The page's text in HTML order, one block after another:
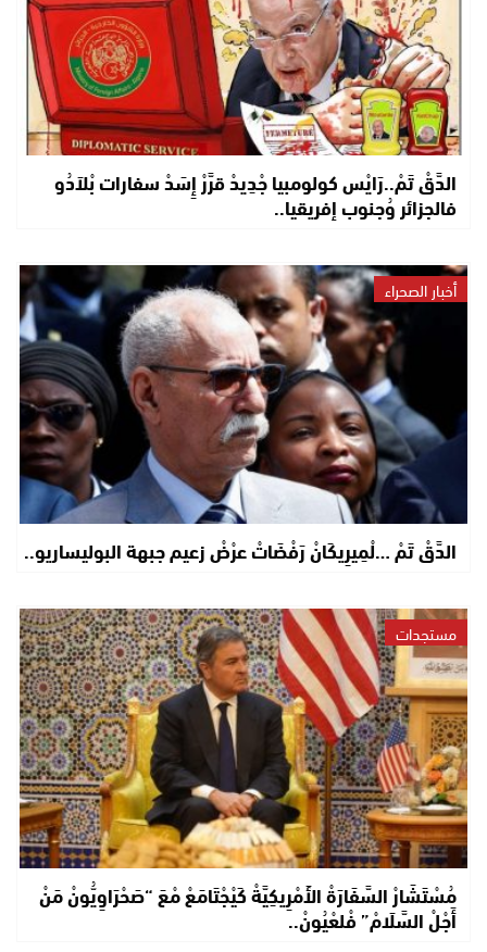
الدَّقْ تَمْ..رَايْس كولومبيا جْدِيدْ قرَّرْ إِسَدْ سفارات بْلاَدُو
فالجزائر وُجنوب إفريقيا..
أخبار الصحراء
الدَّقْ تَمْ …لْمِيرِيكَانْ رَفْضَاتْ عرْضْ زعيم جبهة البوليساريو..
مستجدات
مُسْتَشَارْ السَّفَارَةْ الأَمْرِيكِيَّةْ كَيْجْتَامَعْ مْعَ “صَحْرَاوِيُّونْ مَنْ
أَجْلْ السَّلَامْ” فْلعْيُونْ..